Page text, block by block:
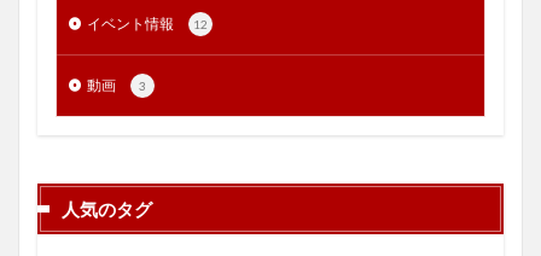
イベント情報 12
動画 3
人気のタグ